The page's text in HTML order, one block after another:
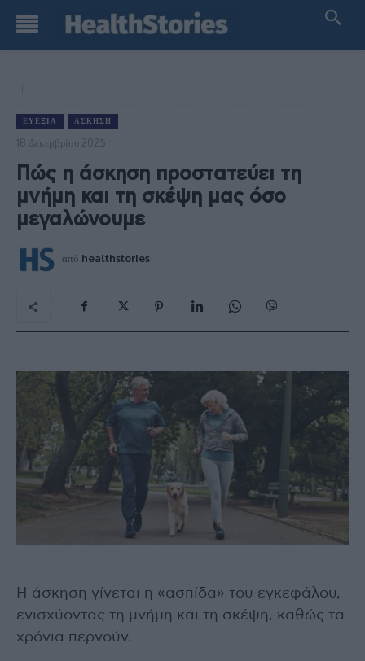
ΕΥΕΞΊΑ ΆΣΚΗΣΗ
18 Δεκεμβρίου 2025
Πώς η άσκηση προστατεύει τη
μνήμη και τη σκέψη μας όσο
μεγαλώνουμε
από healthstories
Η άσκηση γίνεται η «ασπίδα» του εγκεφάλου,
ενισχύοντας τη μνήμη και τη σκέψη, καθώς τα
χρόνια περνούν.